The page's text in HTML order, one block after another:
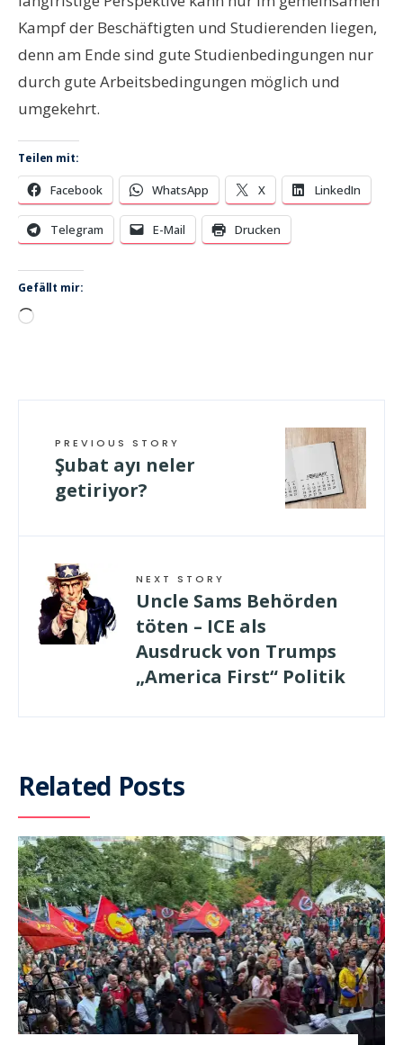
Kampf der Beschäftigten und Studierenden liegen,
denn am Ende sind gute Studienbedingungen nur
durch gute Arbeitsbedingungen möglich und
umgekehrt.
Teilen mit:
Facebook WhatsApp X LinkedIn
Telegram E-Mail Drucken
Gefällt mir:
Wird
PREVIOUS STORY
Şubat ayı neler
getiriyor?
NEXT STORY
Uncle Sams Behörden
töten – ICE als
Ausdruck von Trumps
„America First“ Politik
Related Posts